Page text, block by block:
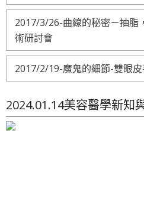
2017/3/26-曲線的秘密－抽脂
術研討會
2017/2/19-魔鬼的細節-雙眼
2024.01.14美容醫學新知